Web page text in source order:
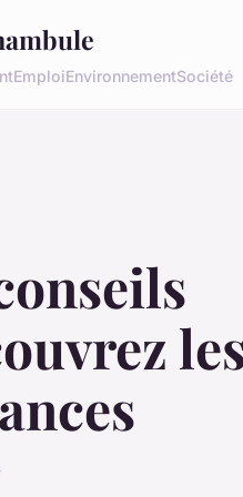
EmploiEnvironnementSociété